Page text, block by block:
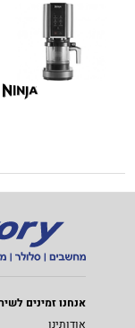
אנחנו זמינים
אודותינו